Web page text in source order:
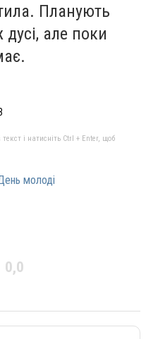
Планують
але поки
і натисніть Ctrl + Enter, щоб
молоді
0,0